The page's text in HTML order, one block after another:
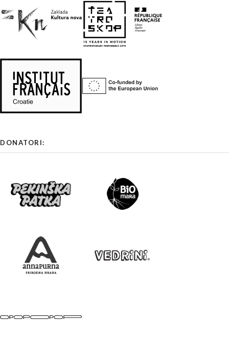
DONATORI: